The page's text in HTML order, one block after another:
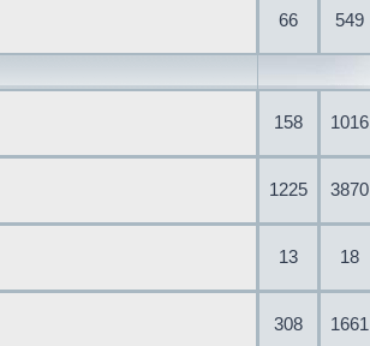
66 549
158 1016
1225 3870
13 18
308 1661